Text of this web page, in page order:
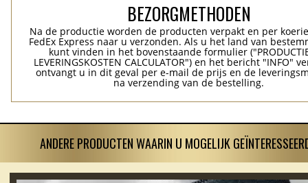
BEZORGMETHODEN
Na de productie worden de producten verpakt en per
FedEx Express naar u verzonden. Als u het land van
kunt vinden in het bovenstaande formulier
LEVERINGSKOSTEN CALCULATOR") en het bericht "INFO"
ontvangt u in dit geval per e-mail de prijs en de
na verzending van de bestelling.
ANDERE PRODUCTEN WAARIN U MOGELIJK